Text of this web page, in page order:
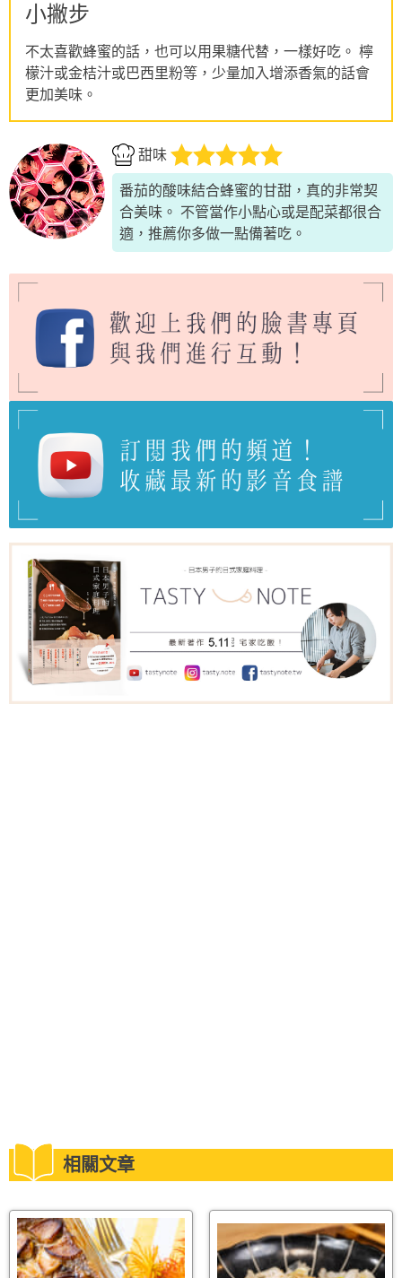
小撇步
不太喜歡蜂蜜的話，也可以用果糖代替，一樣好吃。 檸
檬汁或金桔汁或巴西里粉等，少量加入增添香氣的話會
更加美味。
甜味
番茄的酸味結合蜂蜜的甘甜，真的非常契
合美味。 不管當作小點心或是配菜都很合
適，推薦你多做一點備著吃。
相關文章